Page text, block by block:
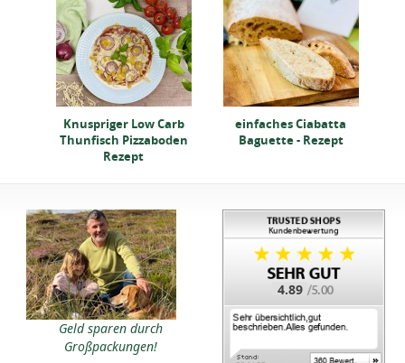
Knuspriger Low Carb
Thunfisch Pizzaboden
Rezept
einfaches Ciabatta
Baguette - Rezept
Geld sparen durch
Großpackungen!
4.89